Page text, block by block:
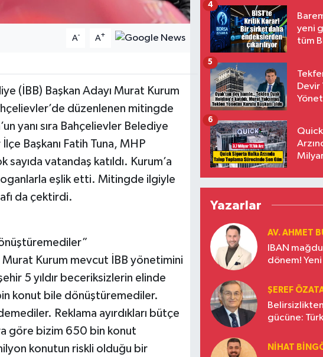
A- A+
(İBB) Başkan Adayı Murat Kurum
düzenlenen mitingde
yanı sıra Bahçelievler Belediye
Başkanı Fatih Tuna, MHP
sayıda vatandaş katıldı. Kurum’a
eşlik etti. Mitingde ilgiyle
da çektirdi.
Murat Kurum mevcut İBB yönetimini
5 yıldır beceriksizlerin elinde
konut bile dönüştüremediler.
Reklama ayırdıkları bütçe
göre bizim 650 bin konut
konutun riskli olduğu bir
yeni
tüm
4
Devir
5
Eriyor
6
Yazarlar
AV. AHMET
IBAN
dönem!
ŞEREF
gücüne:
NIHAT